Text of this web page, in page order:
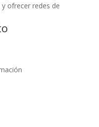
ofrecer redes de